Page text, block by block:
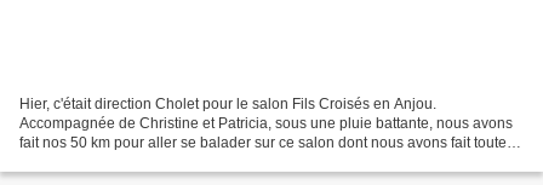
Hier, c'était direction Cholet pour le salon Fils Croisés en Anjou.
Accompagnée de Christine et Patricia, sous une pluie battante, nous avons
fait nos 50 km pour aller se balader sur ce salon dont nous avons fait toutes